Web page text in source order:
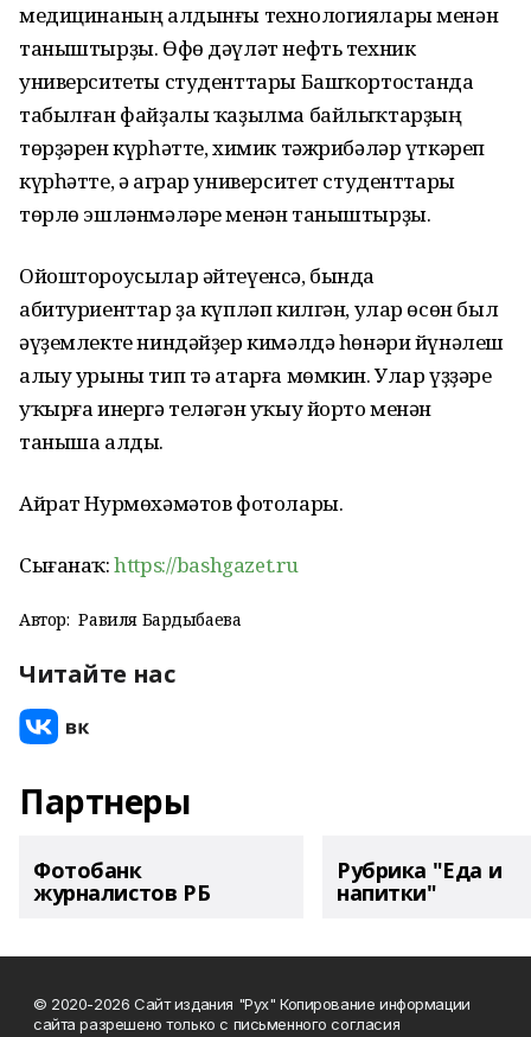
медицинаның алдынғы технологиялары менән
таныштырҙы. Өфө дәүләт нефть техник
университеты студенттары Башҡортостанда
табылған файҙалы ҡаҙылма байлыҡтарҙың
төрҙәрен күрһәтте, химик тәжрибәләр үткәреп
күрһәтте, ә аграр университет студенттары
төрлө эшләнмәләре менән таныштырҙы.
Ойоштороусылар әйтеүенсә, бында
абитуриенттар ҙа күпләп килгән, улар өсөн был
әүҙемлекте ниндәйҙер кимәлдә һөнәри йүнәлеш
алыу урыны тип тә атарға мөмкин. Улар үҙҙәре
уҡырға инергә теләгән уҡыу йорто менән
таныша алды.
Айрат Нурмөхәмәтов фотолары.
Сығанаҡ:https://bashgazet.ru
Автор: Равиля Бардыбаева
Читайте нас
Партнеры
Фотобанк
журналистов РБ
Рубрика "Еда и
напитки"
© 2020-2026 Сайт издания "Рух" Копирование информации
сайта разрешено только с письменного согласия